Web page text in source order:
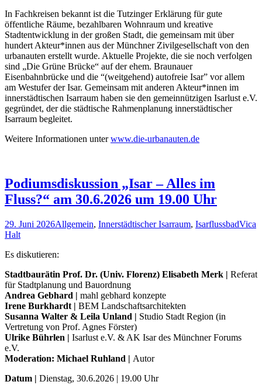
In Fachkreisen bekannt ist die Tutzinger Erklärung für gute
öffentliche Räume, bezahlbaren Wohnraum und kreative
Stadtentwicklung in der großen Stadt, die gemeinsam mit über
hundert Akteur*innen aus der Münchner Zivilgesellschaft von den
urbanauten erstellt wurde. Aktuelle Projekte, die sie noch verfolgen
sind „Die Grüne Brücke“ auf der ehem. Braunauer
Eisenbahnbrücke und die “(weitgehend) autofreie Isar” vor allem
am Westufer der Isar. Gemeinsam mit anderen Akteur*innen im
innerstädtischen Isarraum haben sie den gemeinnützigen Isarlust e.V.
gegründet, der die städtische Rahmenplanung innerstädtischer
Isarraum begleitet.
Weitere Informationen unterwww.die-urbanauten.de
Podiumsdiskussion „Isar – Alles im
Fluss?“ am 30.6.2026 um 19.00 Uhr
29. Juni 2026Allgemein, Innerstädtischer Isarraum, IsarflussbadVica
Halt
Es diskutieren:
Stadtbaurätin Prof. Dr. (Univ. Florenz) Elisabeth Merk | Referat
für Stadtplanung und Bauordnung
Andrea Gebhard | mahl gebhard konzepte
Irene Burkhardt | BEM Landschaftsarchitekten
Susanna Walter & Leila Unland | Studio Stadt Region (in
Vertretung von Prof. Agnes Förster)
Ulrike Bührlen | Isarlust e.V. & AK Isar des Münchner Forums
e.V.
Moderation: Michael Ruhland | Autor
Datum | Dienstag, 30.6.2026 | 19.00 Uhr